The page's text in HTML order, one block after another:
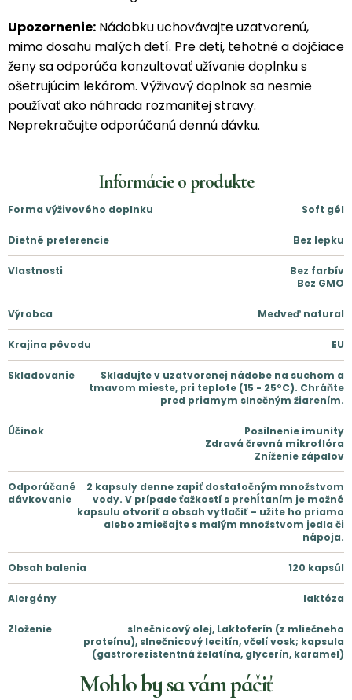
Upozornenie: Nádobku uchovávajte uzatvorenú,
mimo dosahu malých detí. Pre deti, tehotné a dojčiace
ženy sa odporúča konzultovať užívanie doplnku s
ošetrujúcim lekárom. Výživový doplnok sa nesmie
používať ako náhrada rozmanitej stravy.
Neprekračujte odporúčanú dennú dávku.
Informácie o produkte
Forma výživového doplnku Soft gél
Dietné preferencie Bez lepku
Vlastnosti
Bez farbív
Bez GMO
Výrobca Medveď natural
Krajina pôvodu EU
Skladovanie
Skladujte v uzatvorenej nádobe na suchom a
tmavom mieste, pri teplote (15 - 25ºC). Chráňte
pred priamym slnečným žiarením.
Účinok
Posilnenie imunity
Zdravá črevná mikroflóra
Zníženie zápalov
Odporúčané
dávkovanie
2 kapsuly denne zapiť dostatočným množstvom
vody. V prípade ťažkostí s prehĺtaním je možné
kapsulu otvoriť a obsah vytlačiť – užite ho priamo
alebo zmiešajte s malým množstvom jedla či
nápoja.
Obsah balenia 120 kapsúl
Alergény laktóza
Zloženie
slnečnicový olej, Laktoferín (z mliečneho
proteínu), slnečnicový lecitín, včelí vosk; kapsula
(gastrorezistentná želatína, glycerín, karamel)
Mohlo by sa vám páčiť